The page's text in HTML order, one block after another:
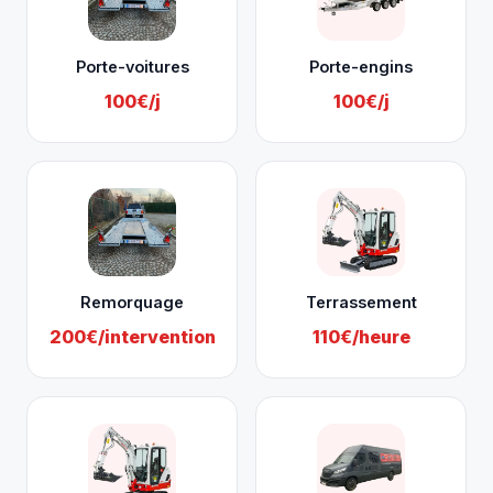
Porte-voitures
100€/j
Porte-engins
100€/j
Remorquage
200€/intervention
Terrassement
110€/heure